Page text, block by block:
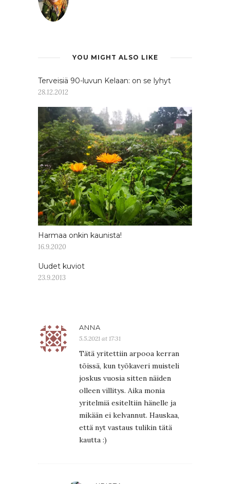
YOU MIGHT ALSO LIKE
Terveisiä 90-luvun Kelaan: on se lyhyt
28.12.2012
Harmaa onkin kaunista!
16.9.2020
Uudet kuviot
23.9.2013
ANNA
5.5.2021 at 17:31
Tätä yritettiin arpooa kerran
töissä, kun työkaveri muisteli
joskus vuosia sitten näiden
olleen villitys. Aika monia
yritelmiä esiteltiin hänelle ja
mikään ei kelvannut. Hauskaa,
että nyt vastaus tulikin tätä
kautta :)